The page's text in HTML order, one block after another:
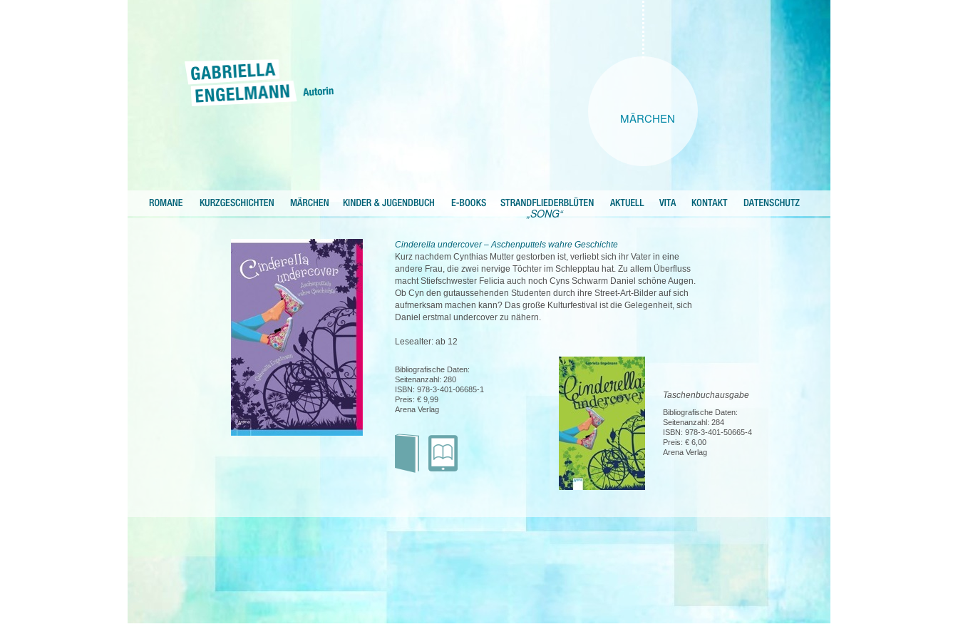
MÄRCHEN
Cinderella undercover – Aschenputtels wahre Geschichte
Kurz nachdem Cynthias Mutter gestorben ist, verliebt sich ihr Vater in eine
andere Frau, die zwei nervige Töchter im Schlepptau hat. Zu allem Überfluss
macht Stiefschwester Felicia auch noch Cyns Schwarm Daniel schöne Augen.
Ob Cyn den gutaussehenden Studenten durch ihre Street-Art-Bilder auf sich
aufmerksam machen kann? Das große Kulturfestival ist die Gelegenheit, sich
Daniel erstmal undercover zu nähern.
Lesealter: ab 12
Taschenbuchausgabe
Bibliografische Daten:
Seitenanzahl: 284
ISBN: 978-3-401-50665-4
Preis: € 6,00
Arena Verlag
Bibliografische Daten:
Seitenanzahl: 280
ISBN: 978-3-401-06685-1
Preis: € 9,99
Arena Verlag
„SONG“